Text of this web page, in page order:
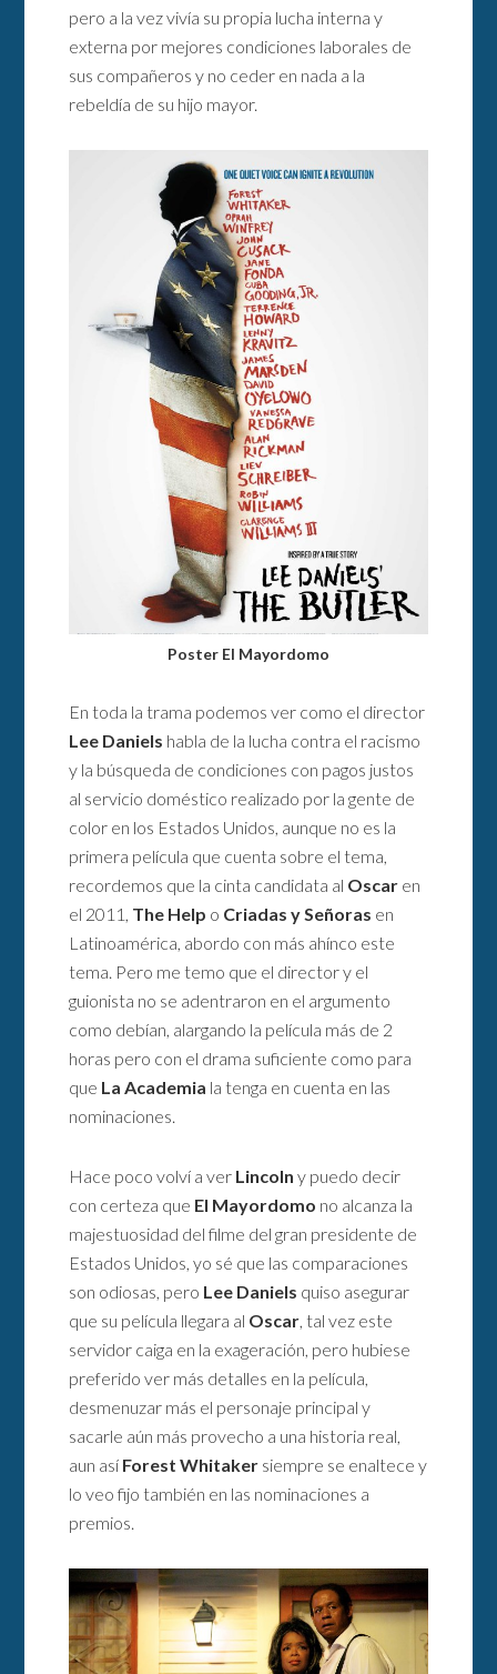
pero a la vez vivía su propia lucha interna y
externa por mejores condiciones laborales de
sus compañeros y no ceder en nada a la
rebeldía de su hijo mayor.
Poster El Mayordomo
En toda la trama podemos ver como el director
Lee Daniels habla de la lucha contra el racismo
y la búsqueda de condiciones con pagos justos
al servicio doméstico realizado por la gente de
color en los Estados Unidos, aunque no es la
primera película que cuenta sobre el tema,
recordemos que la cinta candidata al Oscar en
el 2011, The Help o Criadas y Señoras en
Latinoamérica, abordo con más ahínco este
tema. Pero me temo que el director y el
guionista no se adentraron en el argumento
como debían, alargando la película más de 2
horas pero con el drama suficiente como para
que La Academia la tenga en cuenta en las
nominaciones.
Hace poco volví a ver Lincoln y puedo decir
con certeza que El Mayordomo no alcanza la
majestuosidad del filme del gran presidente de
Estados Unidos, yo sé que las comparaciones
son odiosas, pero Lee Daniels quiso asegurar
que su película llegara al Oscar, tal vez este
servidor caiga en la exageración, pero hubiese
preferido ver más detalles en la película,
desmenuzar más el personaje principal y
sacarle aún más provecho a una historia real,
aun así Forest Whitaker siempre se enaltece y
lo veo fijo también en las nominaciones a
premios.